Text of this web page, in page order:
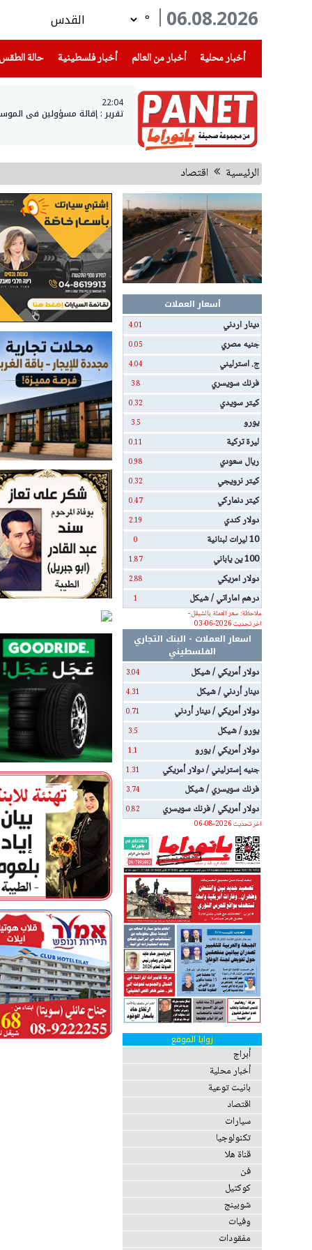
06.08.2026
°
أخبار محلية
(current) أخبار من العالم أخبار فلسطينية(current) حالة الطقس
22:04
تقرير : إقالة مسؤولين في
الرئيسية اقتصاد
أسعار العملات
دينار اردني
4.01
جنيه مصري 0.05
ج. استرليني 4.04
فرنك سويسري 3.8
كيتر سويدي 0.32
يورو 3.5
ليرة تركية 0.11
ريال سعودي 0.98
كيتر نرويجي 0.32
كيتر دنماركي 0.47
دولار كندي 2.19
10 ليرات لبنانية 0
100 ين ياباني 1.87
دولار امريكي 2.88
درهم اماراتي / شيكل
1
ملاحظة: سعر العملة بالشيقل -
اخر تحديث 2026-06-03
اسعار العملات - البنك التجاري
الفلسطيني
دولار أمريكي / شيكل
3.04
دينار أردني / شيكل 4.31
دولار أمريكي / دينار أردني 0.71
يورو / شيكل 3.5
دولار أمريكي / يورو 1.1
جنيه إسترليني / دولار أمريكي 1.31
فرنك سويسري / شيكل 3.74
دولار أمريكي / فرنك سويسري
0.82
اخر تحديث 2026-08-06
زوايا الموقع
أبراج
أخبار محلية
بانيت توعية
اقتصاد
سيارات
تكنولوجيا
قناة هلا
فن
كوكتيل
شوبينج
وفيات
مفقودات